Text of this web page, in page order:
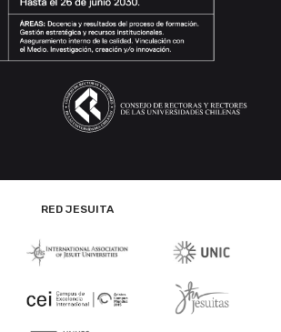
RED JESUITA